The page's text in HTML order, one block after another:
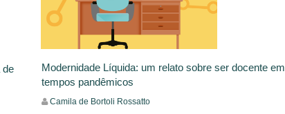
de
Modernidade Líquida: um relato sobre ser docente em
tempos pandêmicos
Camila de Bortoli Rossatto